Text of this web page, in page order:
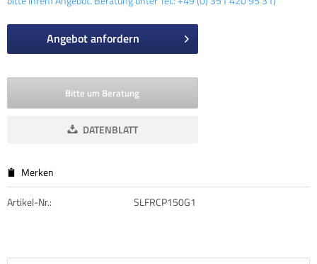
Angebot anfordern
Bitte um Beratung
DATENBLATT
Merken
Artikel-Nr.:
SLFRCP150G1